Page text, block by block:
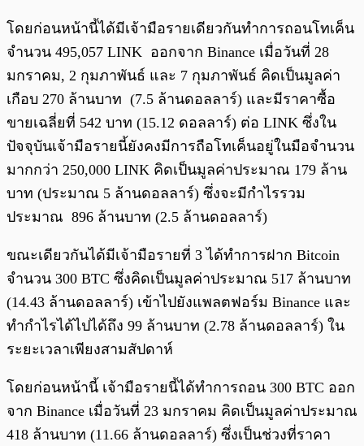
โดยก่อนหน้านี้ได้มีเจ้ามือรายเดียวกันทำการถอนโทเค็น
จำนวน 495,057 LINK ออกจาก Binance เมื่อวันที่ 28
มกราคม, 2 กุมภาพันธ์ และ 7 กุมภาพันธ์ คิดเป็นมูลค่า
เกือบ 270 ล้านบาท (7.5 ล้านดอลลาร์) และมีราคาซื้อ
ขายเฉลี่ยที่ 542 บาท (15.12 ดอลลาร์) ต่อ LINK ซึ่งใน
ปัจจุบันเจ้ามือรายนี้ยังคงมีการถือโทเค็นอยู่ในมือจำนวน
มากกว่า 250,000 LINK คิดเป็นมูลค่าประมาณ 179 ล้าน
บาท (ประมาณ 5 ล้านดอลลาร์) ซึ่งจะมีกำไรรวม
ประมาณ 896 ล้านบาท (2.5 ล้านดอลลาร์)
ขณะเดียวกันได้มีเจ้ามือรายที่ 3 ได้ทำการฝาก Bitcoin
จำนวน 300 BTC ซึ่งคิดเป็นมูลค่าประมาณ 517 ล้านบาท
(14.43 ล้านดอลลาร์) เข้าไปยังแพลตฟอร์ม Binance และ
ทำกำไรได้ไปได้ถึง 99 ล้านบาท (2.78 ล้านดอลลาร์) ใน
ระยะเวลาเพียงสามสัปดาห์
โดยก่อนหน้านี้ เจ้ามือรายนี้ได้ทำการถอน 300 BTC ออก
จาก Binance เมื่อวันที่ 23 มกราคม คิดเป็นมูลค่าประมาณ
418 ล้านบาท (11.66 ล้านดอลลาร์) ซึ่งเป็นช่วงที่ราคา